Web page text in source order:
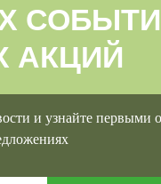
АКЦИЙ
и узнайте первыми